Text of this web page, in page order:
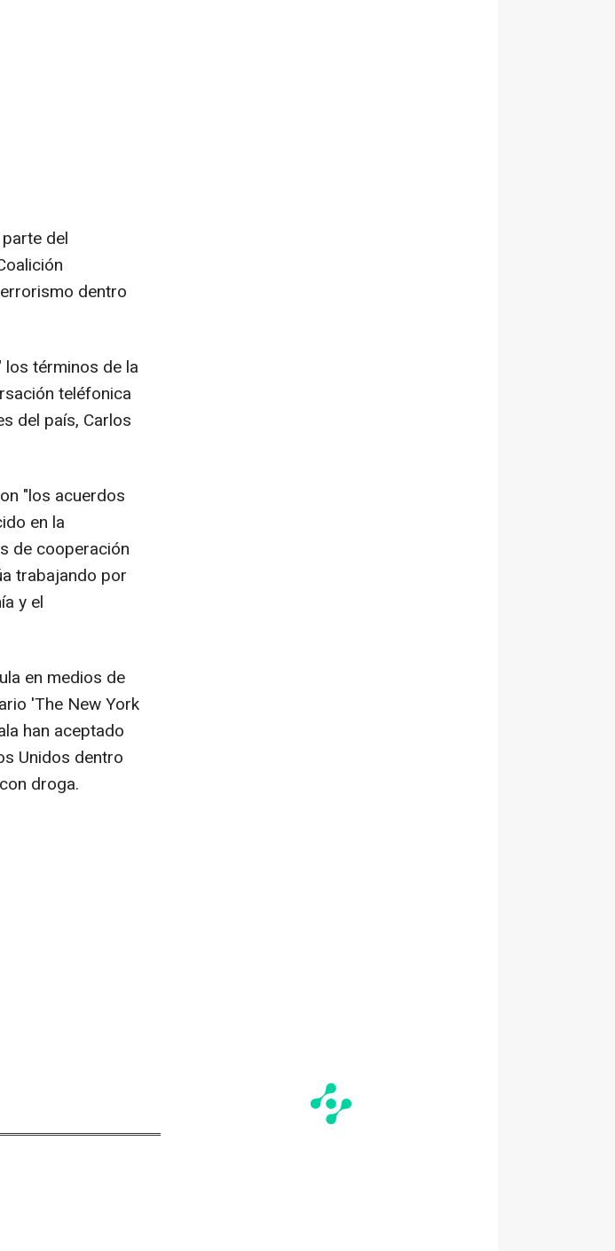
del
dentro
los términos de la
teléfonica
del país, Carlos
"los acuerdos
en la
de cooperación
trabajando por
y el
en medios de
'The New York
han aceptado
Unidos dentro
droga.